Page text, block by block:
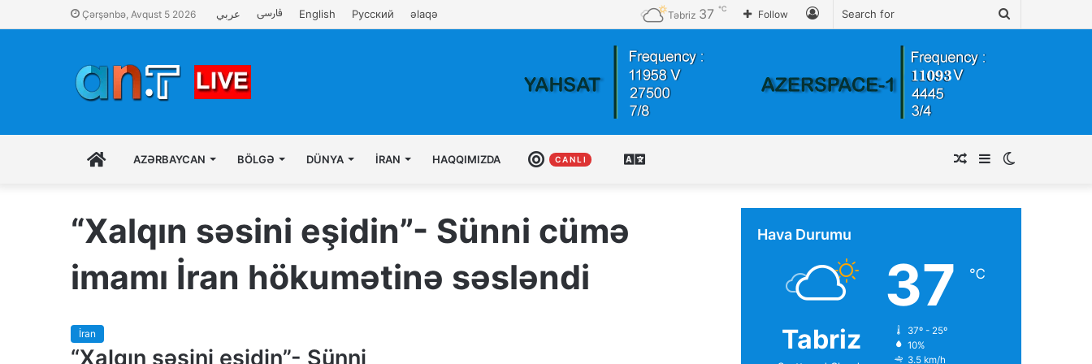
Çərşənbə, Avqust 5 2026 عربي فارسی English Русский əlaqə Follow
Təbriz 37 ℃
İLK AZƏRBAYCAN BÖLGƏ DÜNYA İRAN HAQQIMIZDA CANLI
C A N L I
skin
Sidebar
Random
Article
“Xalqın səsini eşidin”- Sünni cümə
imamı İran hökumətinə səsləndi
İran
“Xalqın səsini eşidin”- Sünni
Hava Durumu
Tabriz
37 ℃
37º - 25º
10%
3.5 km/h